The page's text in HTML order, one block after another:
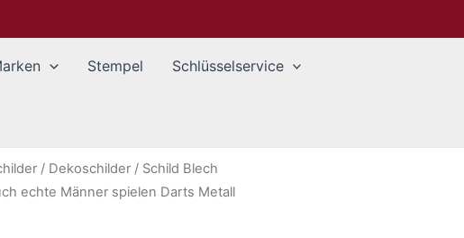
Stempel Schlüsselservice
/ Dekoschilder / Schild Blech
echte Männer spielen Darts Metall